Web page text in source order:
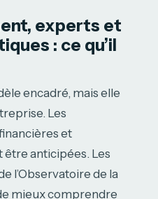
experts et
: ce qu’il
encadré, mais elle
Les
et
anticipées. Les
l’Observatoire de la
mieux comprendre